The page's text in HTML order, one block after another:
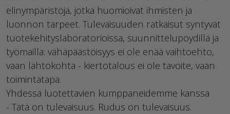
elinympäristöjä, jotka huomioivat ihmisten ja
luonnon tarpeet. Tulevaisuuden ratkaisut syntyvät
tuotekehityslaboratorioissa, suunnittelupöydillä ja
työmailla: vähäpäästöisyys ei ole enää vaihtoehto,
vaan lähtökohta - kiertotalous ei ole tavoite, vaan
toimintatapa.
Yhdessä luotettavien kumppaneidemme kanssa
- Tätä on tulevaisuus. Rudus on tulevaisuus.